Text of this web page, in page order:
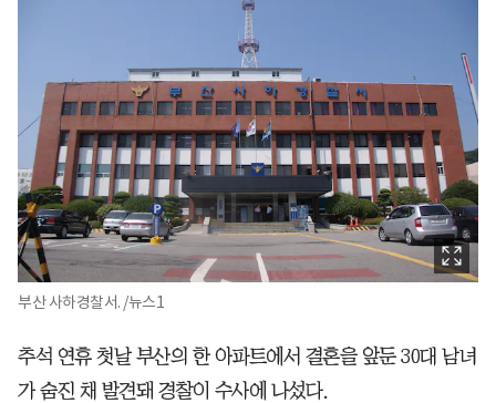
부산 사하경찰서. /뉴스1
추석 연휴 첫날 부산의 한 아파트에서 결혼을 앞둔 30대 남녀
가 숨진 채 발견돼 경찰이 수사에 나섰다.